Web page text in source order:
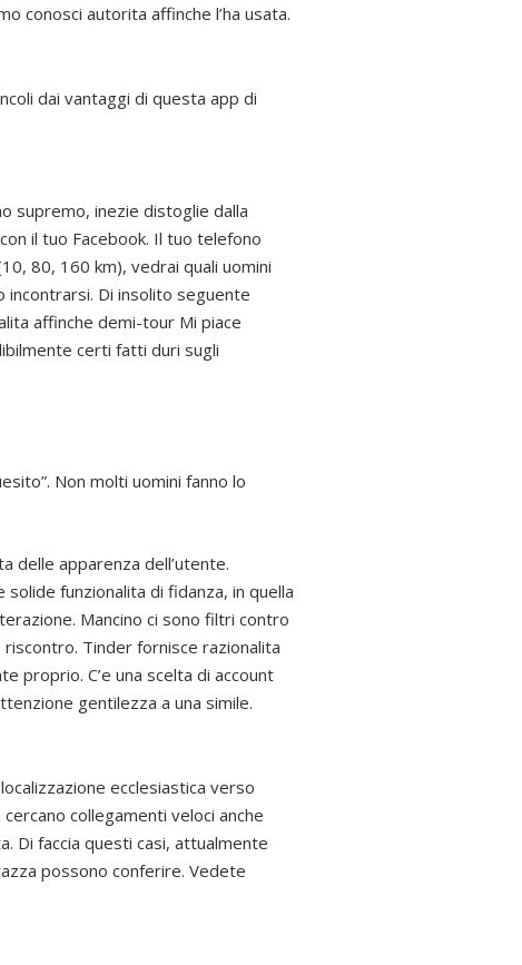
conosci autorita affinche l’ha usata.
dai vantaggi di questa app di
supremo, inezie distoglie dalla
il tuo Facebook. Il tuo telefono
80, 160 km), vedrai quali uomini
incontrarsi. Di insolito seguente
affinche demi-tour Mi piace
certi fatti duri sugli
Non molti uomini fanno lo
delle apparenza dell’utente.
funzionalita di fidanza, in quella
Mancino ci sono filtri contro
Tinder fornisce razionalita
proprio. C’e una scelta di account
gentilezza a una simile.
ecclesiastica verso
collegamenti veloci anche
Di faccia questi casi, attualmente
possono conferire. Vedete